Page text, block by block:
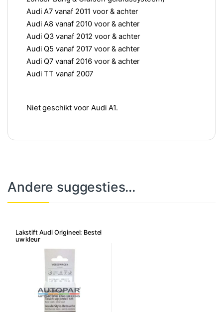
Audi A7 vanaf 2011 voor & achter
Audi A8 vanaf 2010 voor & achter
Audi Q3 vanaf 2012 voor & achter
Audi Q5 vanaf 2017 voor & achter
Audi Q7 vanaf 2016 voor & achter
Audi TT vanaf 2007
Niet geschikt voor Audi A1.
Andere suggesties…
Lakstift Audi Origineel: Bestel
uw kleur